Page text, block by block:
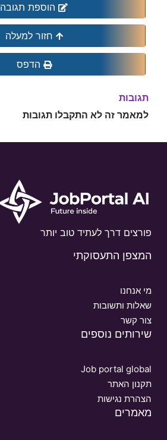
הוספת תגובה
חזור למעלה
הדפס
תגובות
למאמר זה לא התקבלו תגובות
פורצים דרך לעתיד טוב יותר
המצפן התעסוקתי
מי אנחנו
שאלות ותשובות
צור קשר
שירותים נוספים
Job portal global
תקנון האתר
הצהרת נגישות
מאמרים